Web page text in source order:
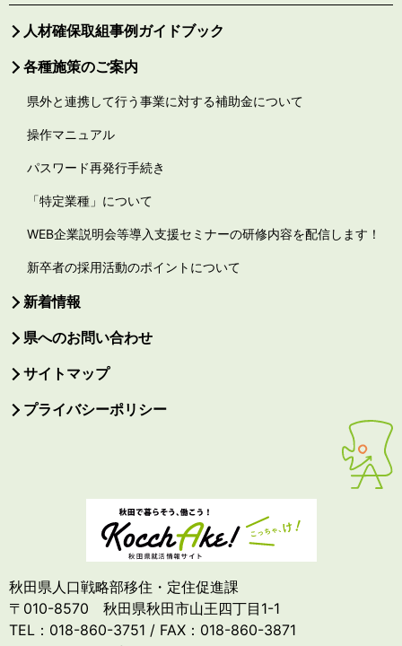
人材確保取組事例ガイドブック
各種施策のご案内
県外と連携して行う事業に対する補助金について
操作マニュアル
パスワード再発行手続き
「特定業種」について
WEB企業説明会等導入支援セミナーの研修内容を配信します！
新卒者の採用活動のポイントについて
新着情報
県へのお問い合わせ
サイトマップ
プライバシーポリシー
秋田県人口戦略部移住・定住促進課
〒010-8570 秋田県秋田市山王四丁目1-1
TEL：018-860-3751 / FAX：018-860-3871